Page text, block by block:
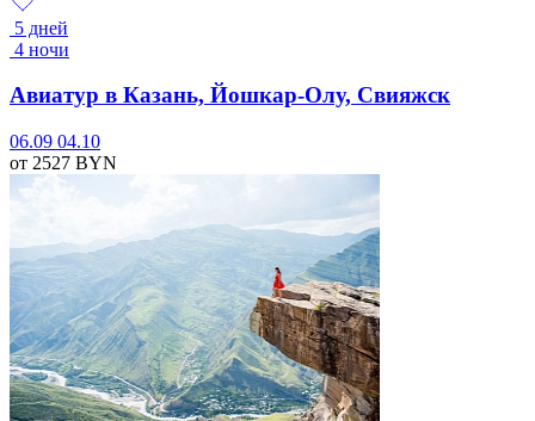
5 дней
4 ночи
Авиатур в Казань, Йошкар-Олу, Свияжск
06.09 04.10
от 2527 BYN